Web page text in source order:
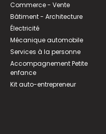
Commerce - Vente
Bâtiment - Architecture
Électricité
Mécanique automobile
Services à la personne
Accompagnement Petite
enfance
Kit auto-entrepreneur